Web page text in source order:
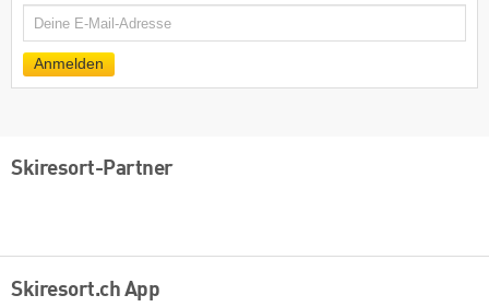
E-
Mail
Anmelden
Skiresort-Partner
Skiresort.ch App